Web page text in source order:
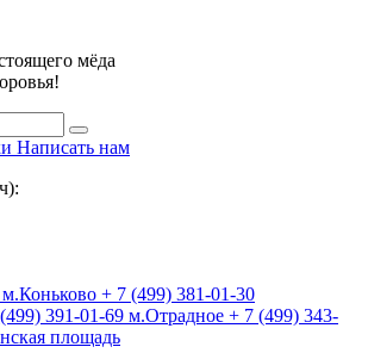
мёда
Написать нам
м.Коньково + 7 (499) 381-01-30
391-01-69 м.Отрадное + 7 (499) 343-
площадь